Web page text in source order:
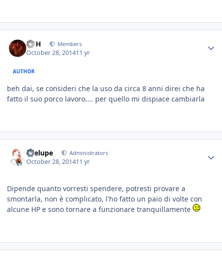
HSH Members
October 28, 201411 yr
AUTHOR
beh dai, se consideri che la uso da circa 8 anni direi che ha
fatto il suo porco lavoro.... per quello mi dispiace cambiarla
Toelupe Administrators
October 28, 201411 yr
Dipende quanto vorresti spendere, potresti provare a
smontarla, non è complicato, l'ho fatto un paio di volte con
alcune HP e sono tornare a funzionare tranquillamente